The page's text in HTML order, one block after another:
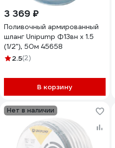
3 369 ₽
Поливочный армированный
шланг Unipump Ф13вн х 1.5
(1/2"), 50м 45658
2.5(2)
В корзину
Нет в наличии